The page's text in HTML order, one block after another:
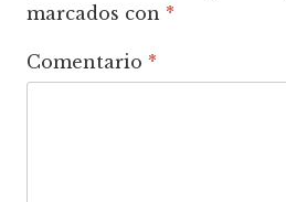
marcados con *
Comentario *